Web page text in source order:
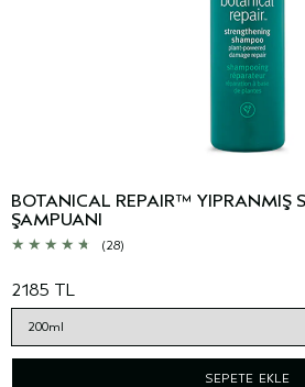
BOTANICAL REPAIR™ YIPRANMIŞ
ŞAMPUANI
(28)
2185 TL
SEPETE EKLE